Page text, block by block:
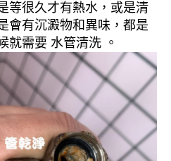
等很久才有熱水，或是清
會有沉澱物和異味，都是
就需要 水管清洗 。